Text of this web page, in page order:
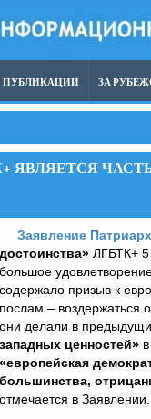
ПУБЛИКАЦИИ ЗА
ЯВЛЯЕТСЯ
Заявление
достоинства» ЛГБТК+
большое
содержало призыв к
послам – воздержаться
они делали в
западных ценностей»
«европейская
большинства,
отмечается в Заявлении.